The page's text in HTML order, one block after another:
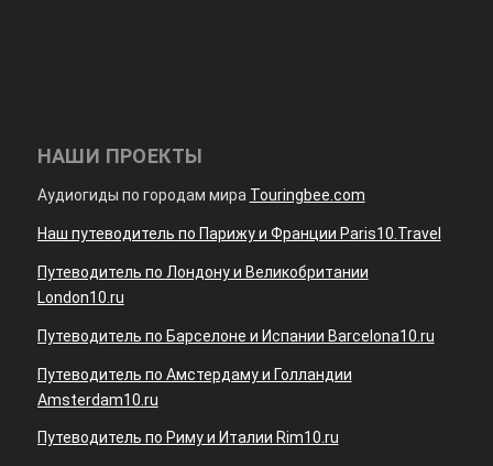
НАШИ ПРОЕКТЫ
Аудиогиды по городам мира Touringbee.com
Наш путеводитель по Парижу и Франции Paris10.Travel
Путеводитель по Лондону и Великобритании
London10.ru
Путеводитель по Барселоне и Испании Barcelona10.ru
Путеводитель по Амстердаму и Голландии
Amsterdam10.ru
Путеводитель по Риму и Италии Rim10.ru